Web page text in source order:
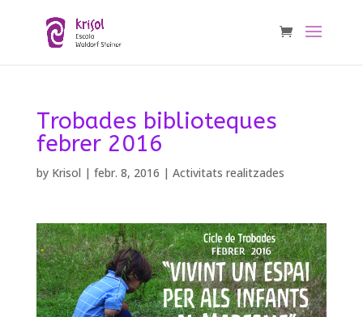
Trobades biblioteques
febrer 2016
by Krisol | febr. 8, 2016 | Activitats realitzades